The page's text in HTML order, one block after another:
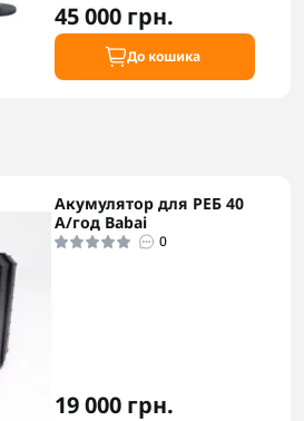
45 000 грн.
До кошика
Акумулятор для РЕБ 40
А/год Babai
0
19 000 грн.